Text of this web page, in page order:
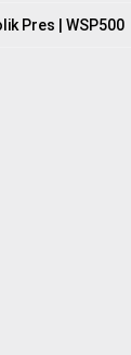
Pres | WSP500